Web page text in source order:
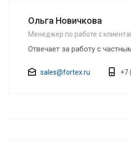
Ольга Новичкова
Менеджер по работе с
Отвечает за работу с
sales@fortex.ru +7